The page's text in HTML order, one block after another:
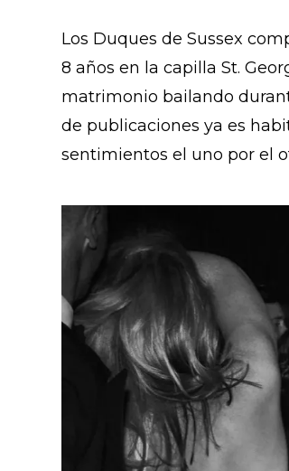
Los Duques de Sussex
8 años en la capilla St.
matrimonio bailando
de publicaciones ya es
sentimientos el uno por el